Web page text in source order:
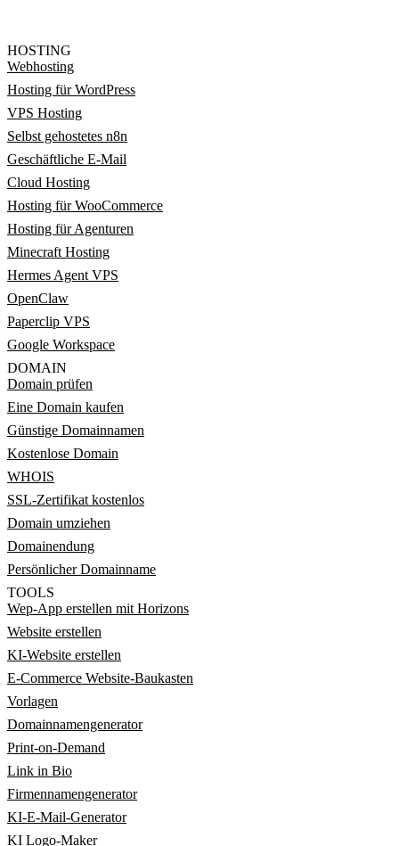
HOSTING
Webhosting
Hosting für WordPress
VPS Hosting
Selbst gehostetes n8n
Geschäftliche E-Mail
Cloud Hosting
Hosting für WooCommerce
Hosting für Agenturen
Minecraft Hosting
Hermes Agent VPS
OpenClaw
Paperclip VPS
Google Workspace
DOMAIN
Domain prüfen
Eine Domain kaufen
Günstige Domainnamen
Kostenlose Domain
WHOIS
SSL-Zertifikat kostenlos
Domain umziehen
Domainendung
Persönlicher Domainname
TOOLS
Wep-App erstellen mit Horizons
Website erstellen
KI-Website erstellen
E-Commerce Website-Baukasten
Vorlagen
Domainnamengenerator
Print-on-Demand
Link in Bio
Firmennamengenerator
KI-E-Mail-Generator
KI Logo-Maker